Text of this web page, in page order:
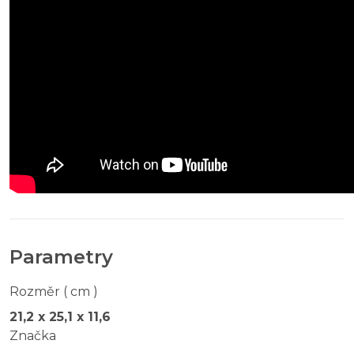
Parametry
Rozměr ( cm )
21,2 x 25,1 x 11,6
Značka